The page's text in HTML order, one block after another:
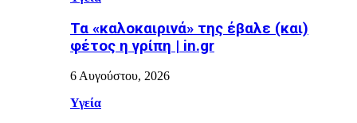
Τα «καλοκαιρινά» της έβαλε (και)
φέτος η γρίπη | in.gr
6 Αυγούστου, 2026
Υγεία